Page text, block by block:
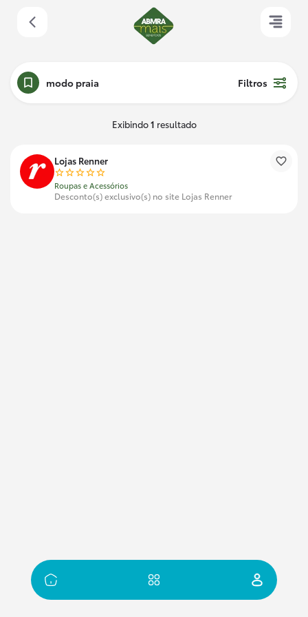
modo praia Filtros
Exibindo1 resultado
Lojas Renner
Roupas e Acessórios
Desconto(s) exclusivo(s) no site Lojas Renner